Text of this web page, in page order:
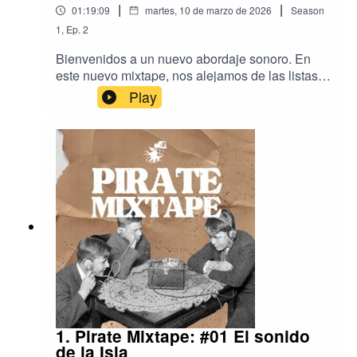
01:19:09 | martes, 10 de marzo de 2026 |
Season
1, Ep. 2
Bienvenidos a un nuevo abordaje sonoro. En
este nuevo mixtape, nos alejamos de las listas
creadas por algoritmos y nos sumergirnos en lo
que realmente está haciendo vibrar los altavoces
del barco. Desde el regreso triunfal de Social
Distortion y The Damned hasta canciones que
suenan a carreteras polvorientas que llevan al fin
del mundo, donde todo parecer ir mal, pero
suena bien. En esta entrega, diseccionamos las
canciones favoritas que han sonado en el barco
durante Enero y Febrero, nuevos estrenos
musicales y más recomendaciones.
Play
1. Pirate Mixtape: #01 El sonido
de la Isla